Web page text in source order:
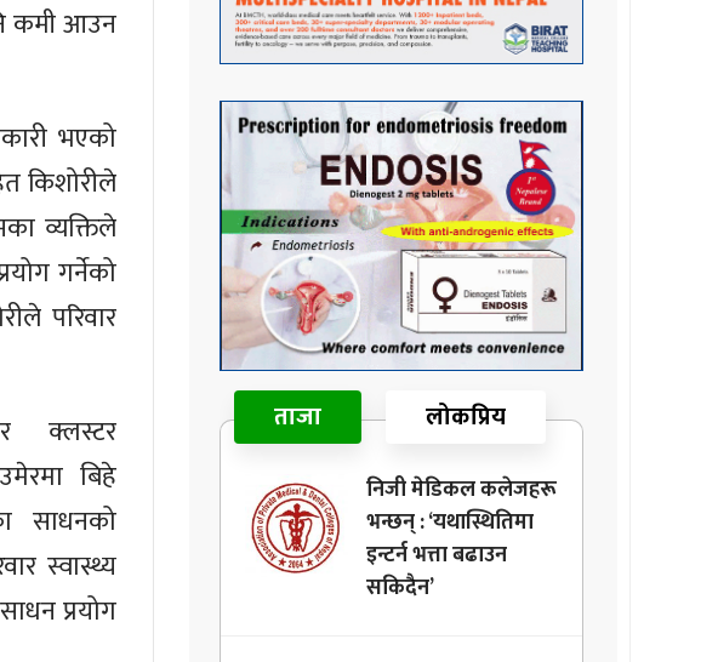
कमी आउन
भएको
किशोरीले
व्यक्तिले
गर्नेको
परिवार
क्लस्टर
बिहे
साधनको
स्वास्थ्य
प्रयोग
ताजा लोकप्रिय
निजी मेडिकल कलेजहरू
भन्छन् : ‘यथास्थितिमा
इन्टर्न भत्ता बढाउन
सकिदैन’